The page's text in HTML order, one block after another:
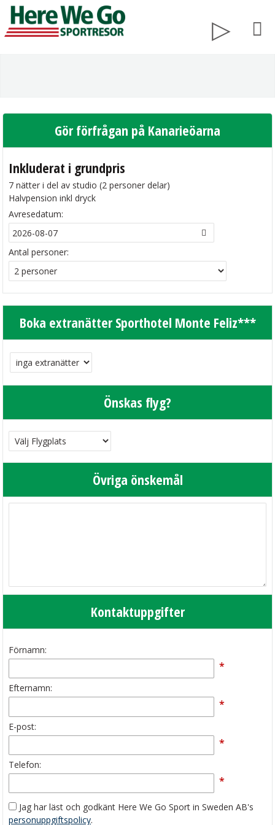
Gör förfrågan på Kanarieöarna
Inkluderat i grundpris
7 nätter i del av studio (2 personer delar)
Halvpension inkl dryck
Avresedatum:
Antal personer:
Boka extranätter Sporthotel Monte Feliz***
Önskas flyg?
Övriga önskemål
Kontaktuppgifter
Förnamn:
*
Efternamn:
*
E-post:
*
Telefon:
*
Jag har läst och godkänt Here We Go Sport in Sweden AB's
personuppgiftspolicy.